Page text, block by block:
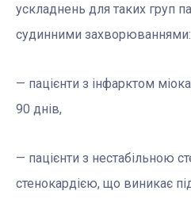
ускладнень для таких груп
судинними захворюваннями:
— пацієнти з інфарктом
90 днів,
— пацієнти з нестабільною
стенокардією, що виникає